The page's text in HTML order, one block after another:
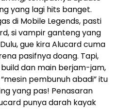
yang lagi hits banget.
di Mobile Legends, pasti
si vampir ganteng yang
gue kira Alucard cuma
pasifnya doang. Tapi,
dan main berjam-jam,
pembunuh abadi” itu
yang pas! Penasaran
punya darah kayak